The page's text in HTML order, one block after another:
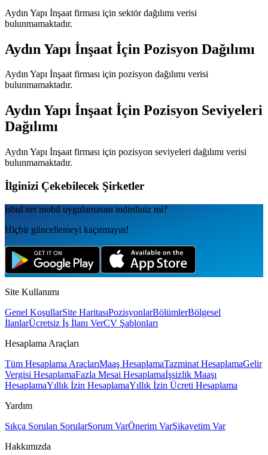
Aydın Yapı İnşaat firması için sektör dağılımı verisi
bulunmamaktadır.
Aydın Yapı İnşaat İçin Pozisyon Dağılımı
Aydın Yapı İnşaatfirması için pozisyon dağılımı verisi
bulunmamaktadır.
Aydın Yapı İnşaat İçin Pozisyon Seviyeleri
Dağılımı
Aydın Yapı İnşaat firması için pozisyon seviyeleri dağılımı verisi
bulunmamaktadır.
İlginizi Çekebilecek Şirketler
isbul.net mobil uygulamаsını indirdiniz mi?
Hiçbir güncellemeyi kaçırmayın!
Site Kullanımı
Genel KoşullarSite HaritasıPozisyonlarBölümlerBölgesel
İlanlarÜcretsiz İş İlanı VerCV Şablonları
Hesaplama Araçları
Tüm Hesaplama AraçlarıMaaş HesaplamaTazminat HesaplamaGelir
Vergisi HesaplamaFazla Mesai Hesaplamaİşsizlik Maaşı
HesaplamaYıllık İzin HesaplamaYıllık İzin Ücreti Hesaplama
Yardım
Sıkça Sorulan SorularSorum VarÖnerim VarŞikayetim Var
Hakkımızda